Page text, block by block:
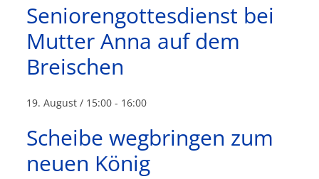
Seniorengottesdienst bei
Mutter Anna auf dem
Breischen
19. August / 15:00 - 16:00
Scheibe wegbringen zum
neuen König